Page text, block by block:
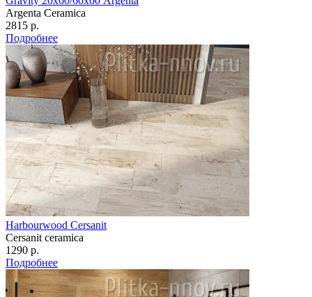
Argenta Ceramica
2815 р.
Подробнее
Harbourwood Cersanit
Cersanit ceramica
1290 р.
Подробнее